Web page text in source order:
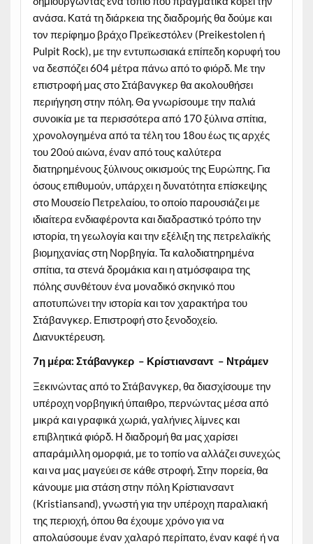
ανάσα. Κατά τη διάρκεια της διαδρομής θα δούμε και
τον περίφημο βράχο Πρεϊκεστόλεν (Preikestolen ή
Pulpit Rock), με την εντυπωσιακά επίπεδη κορυφή του
να δεσπόζει 604 μέτρα πάνω από το φιόρδ. Με την
επιστροφή μας στο Στάβανγκερ θα ακολουθήσει
περιήγηση στην πόλη. Θα γνωρίσουμε την παλιά
συνοικία με τα περισσότερα από 170 ξύλινα σπίτια,
χρονολογημένα από τα τέλη του 18ου έως τις αρχές
του 20ού αιώνα, έναν από τους καλύτερα
διατηρημένους ξύλινους οικισμούς της Ευρώπης. Για
όσους επιθυμούν, υπάρχει η δυνατότητα επίσκεψης
στο Μουσείο Πετρελαίου, το οποίο παρουσιάζει με
ιδιαίτερα ενδιαφέροντα και διαδραστικό τρόπο την
ιστορία, τη γεωλογία και την εξέλιξη της πετρελαϊκής
βιομηχανίας στη Νορβηγία. Τα καλοδιατηρημένα
σπίτια, τα στενά δρομάκια και η ατμόσφαιρα της
πόλης συνθέτουν ένα μοναδικό σκηνικό που
αποτυπώνει την ιστορία και τον χαρακτήρα του
Στάβανγκερ. Επιστροφή στο ξενοδοχείο.
Διανυκτέρευση.
7η μέρα: Στάβανγκερ – Κρίστιανσαντ – Ντράμεν
Ξεκινώντας από το Στάβανγκερ, θα διασχίσουμε την
υπέροχη νορβηγική ύπαιθρο, περνώντας μέσα από
μικρά και γραφικά χωριά, γαλήνιες λίμνες και
επιβλητικά φιόρδ. Η διαδρομή θα μας χαρίσει
απαράμιλλη ομορφιά, με το τοπίο να αλλάζει συνεχώς
και να μας μαγεύει σε κάθε στροφή. Στην πορεία, θα
κάνουμε μια στάση στην πόλη Κρίστιανσαντ
(Kristiansand), γνωστή για την υπέροχη παραλιακή
της περιοχή, όπου θα έχουμε χρόνο για να
απολαύσουμε έναν χαλαρό περίπατο, έναν καφέ ή να